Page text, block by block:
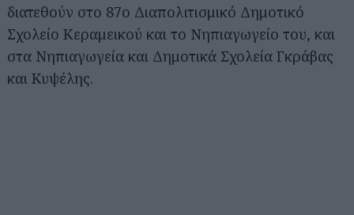
διατεθούν στο 87ο Διαπολιτισμικό Δημοτικό
Σχολείο Κεραμεικού και το Νηπιαγωγείο του, και
στα Νηπιαγωγεία και Δημοτικά Σχολεία Γκράβας
και Κυψέλης.